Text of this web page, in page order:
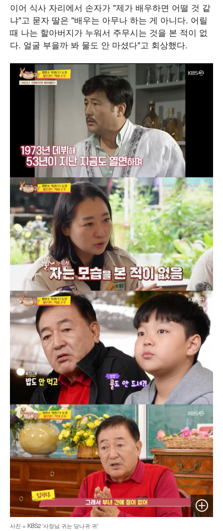
이어 식사 자리에서 손자가 "제가 배우하면 어떨 것 같
냐"고 묻자 딸은 "배우는 아무나 하는 게 아니다. 어릴
때 나는 할아버지가 누워서 주무시는 것을 본 적이 없
다. 얼굴 부을까 봐 물도 안 마셨다"고 회상했다.
이미지
사진 = KBS2 '사장님 귀는 당나귀 귀'